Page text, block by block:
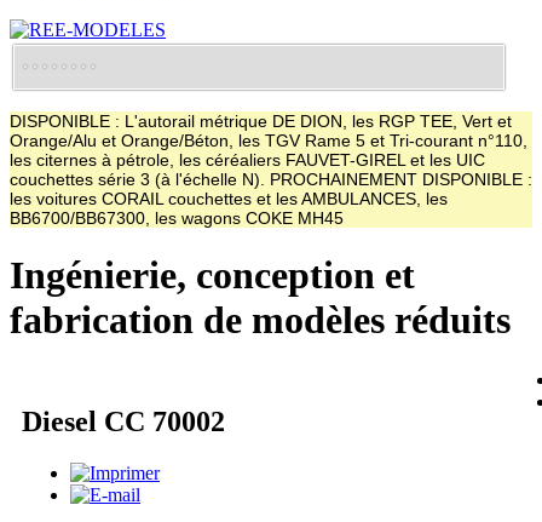
DISPONIBLE : L'autorail métrique DE DION, les RGP TEE, Vert et
Orange/Alu et Orange/Béton, les TGV Rame 5 et Tri-courant n°110,
les citernes à pétrole, les céréaliers FAUVET-GIREL et les UIC
couchettes série 3 (à l'échelle N). PROCHAINEMENT DISPONIBLE :
les voitures CORAIL couchettes et les AMBULANCES, les
BB6700/BB67300, les wagons COKE MH45
Ingénierie, conception et
fabrication de modèles réduits
Diesel CC 70002